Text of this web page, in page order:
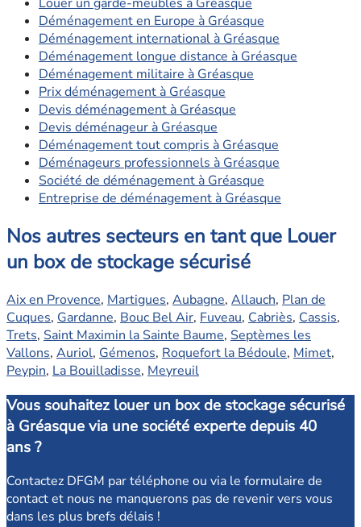
Déménagement en Europe à Gréasque
Déménagement international à Gréasque
Déménagement longue distance à Gréasque
Déménagement militaire à Gréasque
Prix déménagement à Gréasque
Devis déménagement à Gréasque
Devis déménageur à Gréasque
Déménagement tout compris à Gréasque
Déménageurs professionnels à Gréasque
Société de déménagement à Gréasque
Entreprise de déménagement à Gréasque
Nos autres secteurs en tant que Louer
un box de stockage sécurisé
Aix en Provence, Martigues, Aubagne, Allauch, Plan de
Cuques, Gardanne, Bouc Bel Air, Fuveau, Cabriès, Cassis,
Trets, Saint Maximin la Sainte Baume, Septèmes les
Vallons, Auriol, Gémenos, Roquefort la Bédoule, Mimet,
Peypin, La Bouilladisse, Meyreuil
Vous souhaitez louer un box de stockage sécurisé
à Gréasque via une société experte depuis 40
ans ?
Contactez DFGM par téléphone ou via le formulaire de
contact et nous ne manquerons pas de revenir vers vous
dans les plus brefs délais !